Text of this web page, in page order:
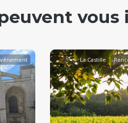
vous
La Castille